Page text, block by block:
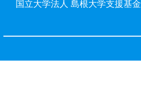
国立大学法人 島根大学支援基金